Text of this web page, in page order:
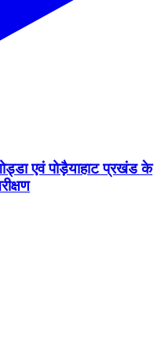
एवं पोड़ैयाहाट प्रखंड के